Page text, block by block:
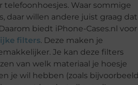
telefoonhoesjes. Waar sommige
daar willen andere juist graag dat
biedt iPhone-Cases.nl voor
filters. Deze maken je
Je kan deze filters
van welk materiaal je hoesje
je wil hebben (zoals bijvoorbeeld